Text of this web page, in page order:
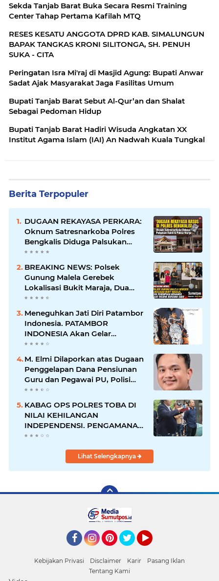
Sekda Tanjab Barat Buka Secara Resmi Training
Center Tahap Pertama Kafilah MTQ
RESES KESATU ANGGOTA DPRD KAB. SIMALUNGUN
BAPAK TANGKAS KRONI SILITONGA, SH. PENUH
SUKA - CITA
Peringatan Isra Mi'raj di Masjid Agung: Bupati Anwar
Sadat Ajak Masyarakat Jaga Fasilitas Umum
Bupati Tanjab Barat Sebut Al-Qur’an dan Shalat
Sebagai Pedoman Hidup
Bupati Tanjab Barat Hadiri Wisuda Angkatan XX
Institut Agama Islam (IAI) An Nadwah Kuala Tungkal
Berita Terpopuler
DUGAAN REKAYASA PERKARA:
Oknum Satresnarkoba Polres
Bengkalis Diduga Palsukan
Barang Bukti Hingga Paksa
BREAKING NEWS: Polsek
Gunung Malela Gerebek
Lokalisasi Bukit Maraja, Dua
Perempuan Menangis Saat
Meneguhkan Jati Diri Patambor
Indonesia. PATAMBOR
INDONESIA Akan Gelar
RAKERNAS II Di Jakarta.
M. Elmi Dilaporkan atas Dugaan
Penggelapan Dana Pensiunan
Guru dan Pegawai PU, Polisi
Pastikan Proses Hukum
KABAG OPS POLRES TOBA DI
NILAI KEHILANGAN
INDEPENDENSI. PENGAMANAN
PENEMBOKAN TANAH DI
Lihat Selengkapnya
Kebijakan Privasi Disclaimer Karir
Pasang Iklan
Tentang Kami